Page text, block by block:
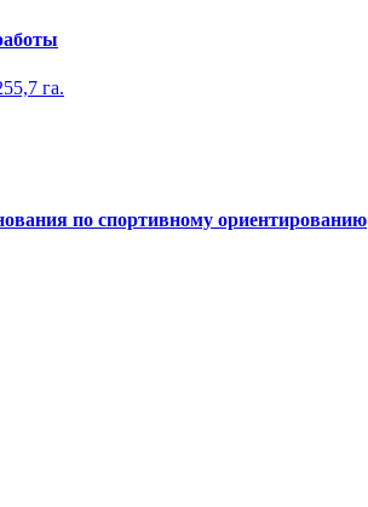
га.
по спортивному ориентированию